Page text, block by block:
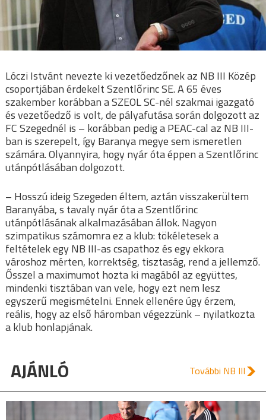
Lóczi Istvánt nevezte ki vezetőedzőnek az NB III Közép
csoportjában érdekelt Szentlőrinc SE. A 65 éves
szakember korábban a SZEOL SC-nél szakmai igazgató
és vezetőedző is volt, de pályafutása során dolgozott az
FC Szegednél is – korábban pedig a PEAC-cal az NB III-
ban is szerepelt, így Baranya megye sem ismeretlen
számára. Olyannyira, hogy nyár óta éppen a Szentlőrinc
utánpótlásában dolgozott.
– Hosszú ideig Szegeden éltem, aztán visszakerültem
Baranyába, s tavaly nyár óta a Szentlőrinc
utánpótlásának alkalmazásában állok. Nagyon
szimpatikus számomra ez a klub: tökéletesek a
feltételek egy NB III-as csapathoz és egy ekkora
városhoz mérten, korrektség, tisztaság, rend a jellemző.
Ősszel a maximumot hozta ki magából az együttes,
mindenki tisztában van vele, hogy ezt nem lesz
egyszerű megismételni. Ennek ellenére úgy érzem,
reális, hogy az első háromban végezzünk – nyilatkozta
a klub honlapjának.
AJÁNLÓ További NB III